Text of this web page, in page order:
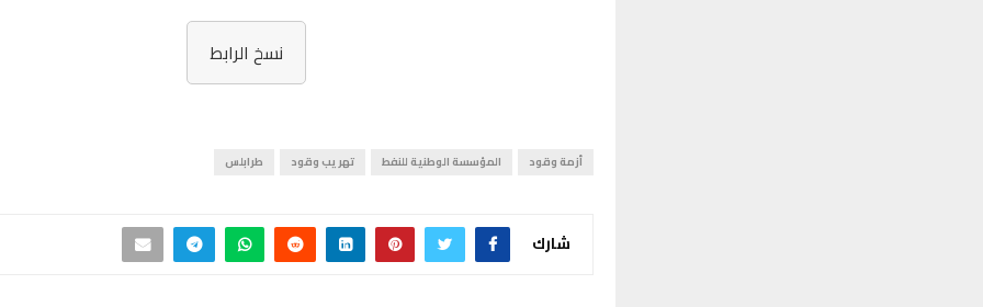
نسخ الرابط
أزمة وقود المؤسسة الوطنية للنفط تهريب وقود طرابلس
شارك